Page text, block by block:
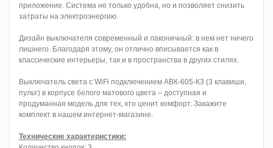
приложение. Система не только удобна, но и позволяет снизить
затраты на электроэнергию.
Дизайн выключателя современный и лаконичный: в нем нет ничего
лишнего. Благодаря этому, он отлично вписывается как в
классические интерьеры, так и в пространства в других стилях.
Выключатель света с WiFi подключением АВК-605-К3 (3 клавиши,
пульт) в корпусе белого матового цвета – доступная и
продуманная модель для тех, кто ценит комфорт. Закажите
комплект в нашем интернет-магазине.
Технические характеристики: